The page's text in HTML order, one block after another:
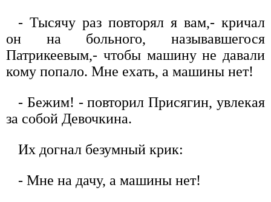
- Тысячу раз повторял я вам,- кричал
он на больного, называвшегося
Патрикеевым,- чтобы машину не давали
кому попало. Мне ехать, а машины нет!
- Бежим! - повторил Присягин, увлекая
за собой Девочкина.
Их догнал безумный крик:
- Мне на дачу, а машины нет!